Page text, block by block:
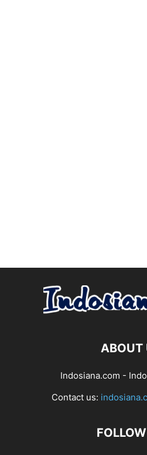
ABOUT
Indosiana.com -
Contact us: